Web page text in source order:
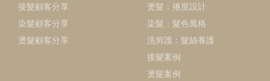
接髮顧客分享
染髮顧客分享
燙髮顧客分享
燙髮：捲度設計
染髮：髮色風格
洗剪護：髮絲養護
接髮案例
燙髮案例